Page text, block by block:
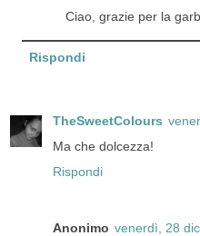
Ciao, grazie per la
Rispondi
TheSweetColours
Ma che dolcezza!
Rispondi
Anonimo venerdì, 28